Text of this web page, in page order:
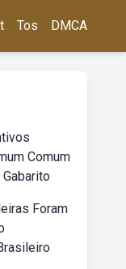
Tos DMCA
Comum
Foram